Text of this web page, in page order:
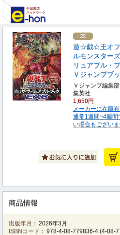
遊☆戯☆王オフ
ルモンスター
リュアブル・
Ｖジャンプブ
Ｖジャンプ編集
集英社
1,650円
メーカーに在庫
通常1週間~4週
い場合もござい
商品情報
出版年月： 2026年3月
ISBNコード： 978-4-08-779836-4 (4-08-